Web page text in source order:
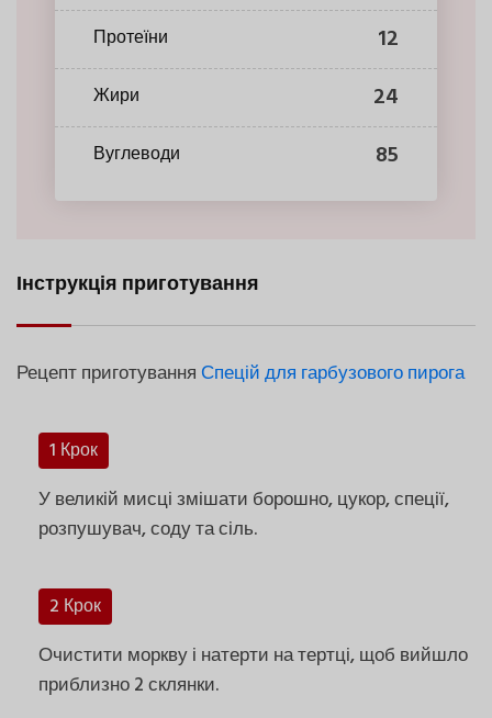
Протеїни 12
Жири 24
Вуглеводи 85
Інструкція приготування
Рецепт приготування Спецій для гарбузового пирога
1 Крок
У великій мисці змішати борошно, цукор, спеції,
розпушувач, соду та сіль.
2 Крок
Очистити моркву і натерти на тертці, щоб вийшло
приблизно 2 склянки.